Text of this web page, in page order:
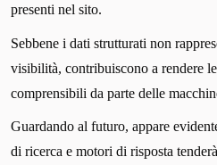
presenti nel sito.
Sebbene i dati strutturati non
visibilità, contribuiscono a rendere
comprensibili da parte delle
Guardando al futuro, appare
di ricerca e motori di risposta